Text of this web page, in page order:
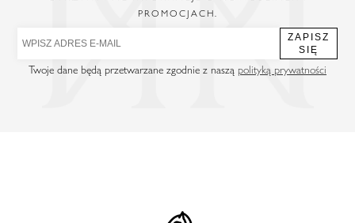
PROMOCJACH.
ZAPISZ
SIĘ
Twoje dane będą przetwarzane zgodnie z naszą polityką prywatności